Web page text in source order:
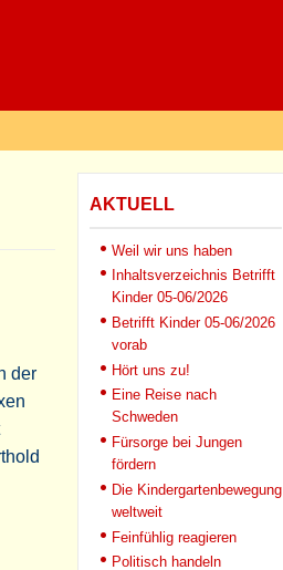
der
AKTUELL
Weil wir uns haben
Inhaltsverzeichnis Betrifft
Kinder 05-06/2026
Betrifft Kinder 05-06/2026
vorab
Hört uns zu!
Eine Reise nach
Schweden
Fürsorge bei Jungen
fördern
Die Kindergartenbewegung
weltweit
Feinfühlig reagieren
Politisch handeln